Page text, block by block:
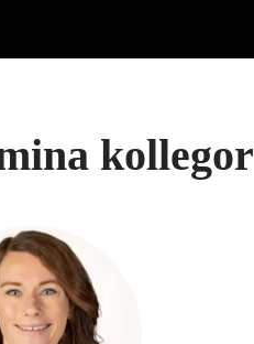
kollegor